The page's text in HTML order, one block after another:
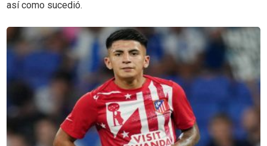
así como sucedió.